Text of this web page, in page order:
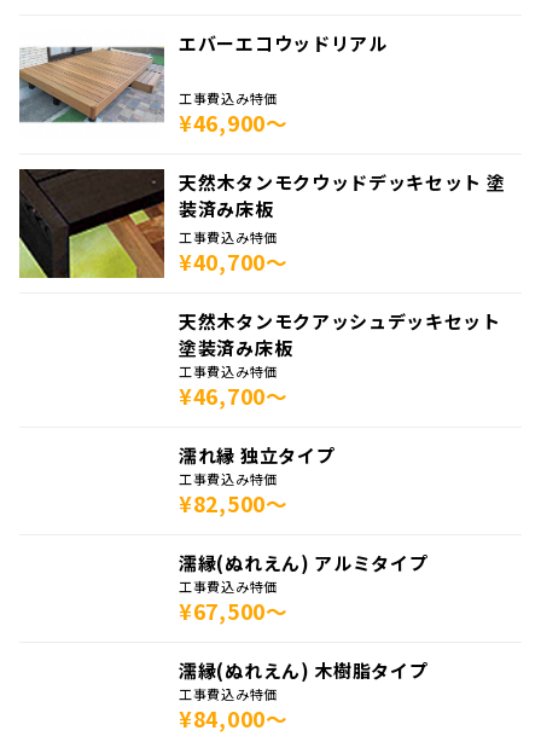
エバーエコウッドリアル
工事費込み特価
¥46,900～
天然木タンモクウッドデッキセット 塗
装済み床板
工事費込み特価
¥40,700～
天然木タンモクアッシュデッキセット
塗装済み床板
工事費込み特価
¥46,700～
濡れ縁 独立タイプ
工事費込み特価
¥82,500～
濡縁(ぬれえん) アルミタイプ
工事費込み特価
¥67,500～
濡縁(ぬれえん) 木樹脂タイプ
工事費込み特価
¥84,000～